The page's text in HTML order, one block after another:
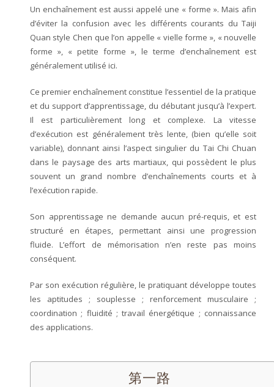
- Taiji-Qigong – Chansigong
- YiLu – 1èreforme – Forme lente
- ErLu – 2èmeforme – Forme rapide
- Tuishou – Travail à deux
- Les armes
Un enchaînement est aussi appelé une « forme ». Mais afin
d’éviter la confusion avec les différents courants du Taiji
Quan style Chen que l’on appelle « vielle forme », « nouvelle
forme », « petite forme », le terme d’enchaînement est
généralement utilisé ici.
Ce premier enchaînement constitue l’essentiel de la pratique
et du support d’apprentissage, du débutant jusqu’à l’expert.
Il est particulièrement long et complexe. La vitesse
d’exécution est généralement très lente, (bien qu’elle soit
variable), donnant ainsi l’aspect singulier du Tai Chi Chuan
dans le paysage des arts martiaux, qui possèdent le plus
souvent un grand nombre d’enchaînements courts et à
l’exécution rapide.
Son apprentissage ne demande aucun pré-requis, et est
structuré en étapes, permettant ainsi une progression
fluide. L’effort de mémorisation n’en reste pas moins
conséquent.
Par son exécution régulière, le pratiquant développe toutes
les aptitudes ; souplesse ; renforcement musculaire ;
coordination ; fluidité ; travail énergétique ; connaissance
des applications.
第一路